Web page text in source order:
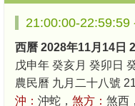
21:00:00-22:59:59
西曆 2028年11月14日
戊申年 癸亥月 癸卯日
農民曆 九月二十八號
沖： 沖蛇， 煞方： 煞西，